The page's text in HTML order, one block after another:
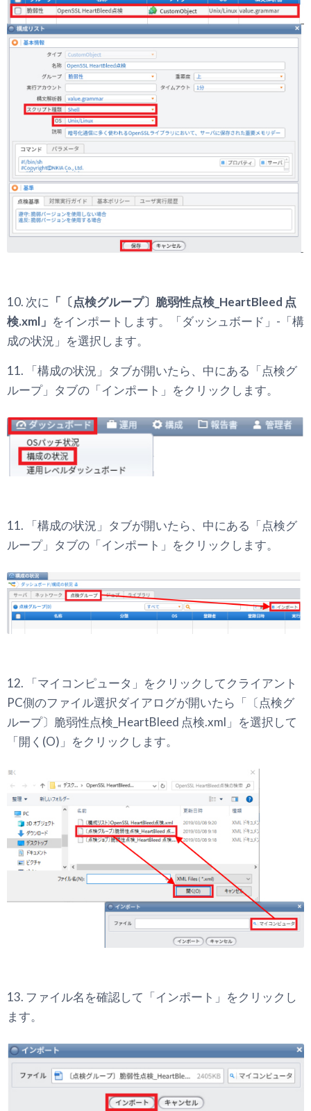
10. 次に 「〔点検グループ〕脆弱性点検_HeartBleed 点
検.xml」 をインポートします。「ダッシュボード」-「構
成の状況」を選択します。
11. 「構成の状況」タブが開いたら、中にある「点検グ
ループ」タブの「インポート」をクリックします。
11. 「構成の状況」タブが開いたら、中にある「点検グ
ループ」タブの「インポート」をクリックします。
12. 「マイコンピュータ」をクリックしてクライアント
PC側のファイル選択ダイアログが開いたら「〔点検グ
ループ〕脆弱性点検_HeartBleed 点検.xml」を選択して
「開く(O)」をクリックします。
13. ファイル名を確認して「インポート」をクリックし
ます。